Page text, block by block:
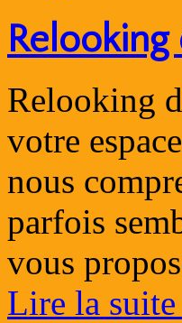
Relooking
votre
nous
parfois
vous
Lire la suite